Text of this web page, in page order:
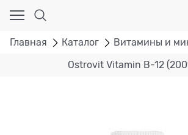
Главная Каталог Витамины и
Ostrovit Vitamin B-12